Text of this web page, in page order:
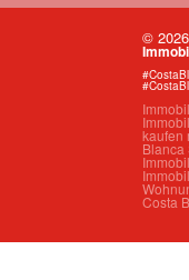
© 2026
kaufen
Blanca
Costa